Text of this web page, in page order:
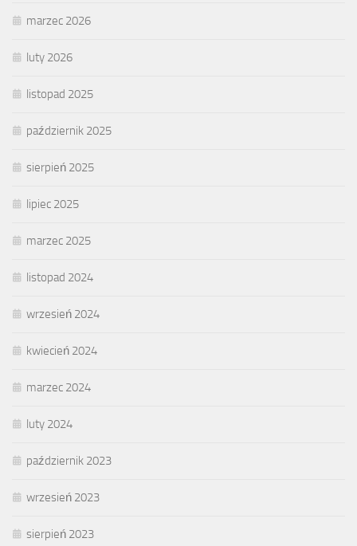
marzec 2026
luty 2026
listopad 2025
październik 2025
sierpień 2025
lipiec 2025
marzec 2025
listopad 2024
wrzesień 2024
kwiecień 2024
marzec 2024
luty 2024
październik 2023
wrzesień 2023
sierpień 2023